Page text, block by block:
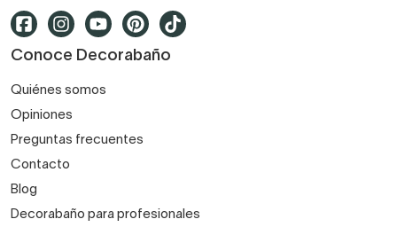
Conoce Decorabaño
Quiénes somos
Opiniones
Preguntas frecuentes
Contacto
Blog
Decorabaño para profesionales